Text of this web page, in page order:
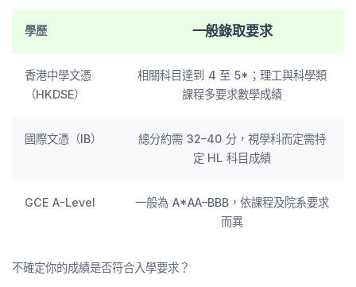
學歷 一般錄取要求
香港中學文憑
（HKDSE）
相關科目達到 4 至 5*；理工與科學類
課程多要求數學成績
國際文憑（IB）
總分約需 32–40 分，視學科而定需特
定 HL 科目成績
GCE A-Level
一般為 A*AA–BBB，依課程及院系要求
而異
不確定你的成績是否符合入學要求？